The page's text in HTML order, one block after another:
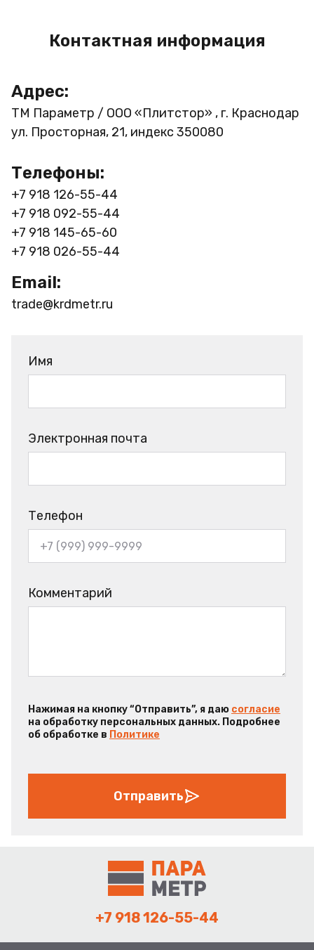
Контактная информация
Адрес:
ТМ Параметр / ООО «Плитстор» , г. Краснодар
ул. Просторная, 21, индекс 350080
Телефоны:
+7 918 126-55-44
+7 918 092-55-44
+7 918 145-65-60
+7 918 026-55-44
Email:
trade@krdmetr.ru
Имя
Электронная почта
Телефон
Комментарий
Нажимая на кнопку “Отправить”, я даю согласие
на обработку персональных данных. Подробнее
об обработке в Политике
Отправить
+7 918 126-55-44